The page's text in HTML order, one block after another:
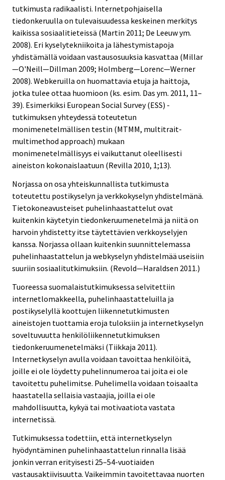
tutkimusta radikaalisti. Internetpohjaisella
tiedonkeruulla on tulevaisuudessa keskeinen merkitys
kaikissa sosiaalitieteissä (Martin 2011; De Leeuw ym.
2008). Eri kyselytekniikoita ja lähestymistapoja
yhdistämällä voidaan vastausosuuksia kasvattaa (Millar
—O'Neill—Dillman 2009; Holmberg—Lorenc—Werner
2008). Webkeruilla on huomattavia etuja ja haittoja,
jotka tulee ottaa huomioon (ks. esim. Das ym. 2011, 11–
39). Esimerkiksi European Social Survey (ESS) -
tutkimuksen yhteydessä toteutetun
monimenetelmällisen testin (MTMM, multitrait-
multimethod approach) mukaan
monimenetelmällisyys ei vaikuttanut oleellisesti
aineiston kokonaislaatuun (Revilla 2010, 1;13).
Norjassa on osa yhteiskunnallista tutkimusta
toteutettu postikyselyn ja verkkokyselyn yhdistelmänä.
Tietokoneavusteiset puhelinhaastattelut ovat
kuitenkin käytetyin tiedonkeruumenetelmä ja niitä on
harvoin yhdistetty itse täytettävien verkkoyselyjen
kanssa. Norjassa ollaan kuitenkin suunnittelemassa
puhelinhaastattelun ja webkyselyn yhdistelmää useisiin
suuriin sosiaalitutkimuksiin. (Revold—Haraldsen 2011.)
Tuoreessa suomalaistutkimuksessa selvitettiin
internetlomakkeella, puhelinhaastatteluilla ja
postikyselyllä koottujen liikennetutkimusten
aineistojen tuottamia eroja tuloksiin ja internetkyselyn
soveltuvuutta henkilöliikennetutkimuksen
tiedonkeruumenetelmäksi (Tiikkaja 2011).
Internetkyselyn avulla voidaan tavoittaa henkilöitä,
joille ei ole löydetty puhelinnumeroa tai joita ei ole
tavoitettu puhelimitse. Puhelimella voidaan toisaalta
haastatella sellaisia vastaajia, joilla ei ole
mahdollisuutta, kykyä tai motivaatiota vastata
internetissä.
Tutkimuksessa todettiin, että internetkyselyn
hyödyntäminen puhelinhaastattelun rinnalla lisää
jonkin verran erityisesti 25–54-vuotiaiden
vastausaktiivisuutta. Vaikeimmin tavoitettavaa nuorten